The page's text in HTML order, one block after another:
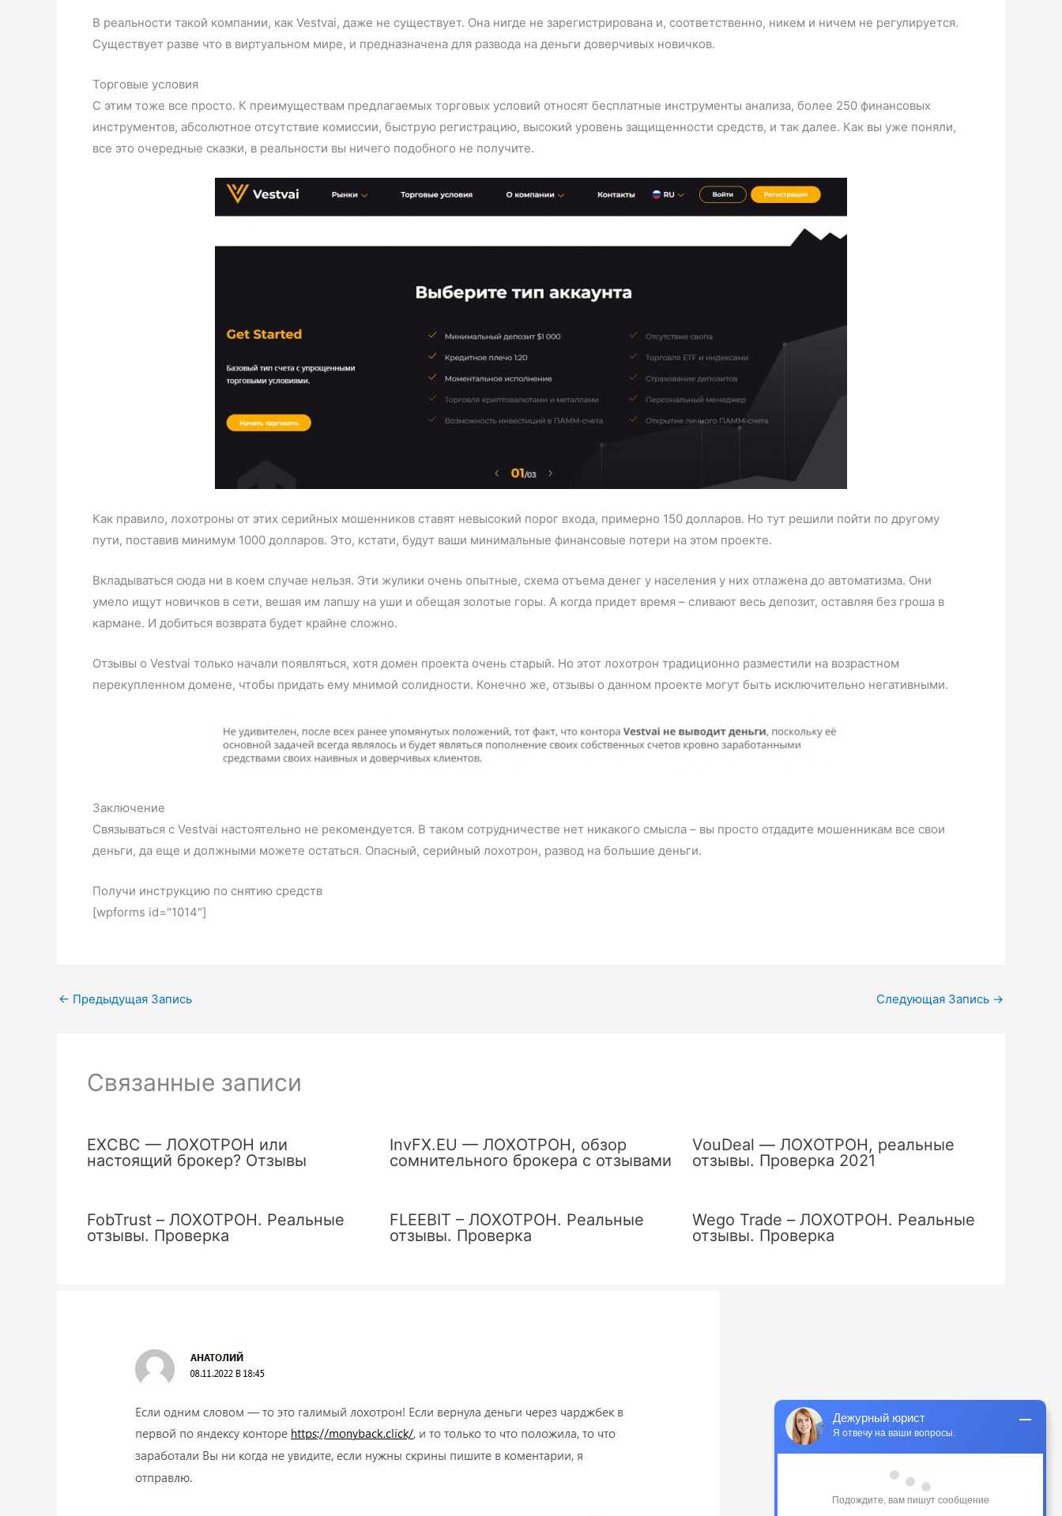
В реальности такой компании, как Vestvai, даже не существует. Она нигде не зарегистрирована и, соответственно, никем и ничем не регулируется.
Существует разве что в виртуальном мире, и предназначена для развода на деньги доверчивых новичков.
Торговые условия
С этим тоже все просто. К преимуществам предлагаемых торговых условий относят бесплатные инструменты анализа, более 250 финансовых
инструментов, абсолютное отсутствие комиссии, быструю регистрацию, высокий уровень защищенности средств, и так далее. Как вы уже поняли,
все это очередные сказки, в реальности вы ничего подобного не получите.
Как правило, лохотроны от этих серийных мошенников ставят невысокий порог входа, примерно 150 долларов. Но тут решили пойти по другому
пути, поставив минимум 1000 долларов. Это, кстати, будут ваши минимальные финансовые потери на этом проекте.
Вкладываться сюда ни в коем случае нельзя. Эти жулики очень опытные, схема отъема денег у населения у них отлажена до автоматизма. Они
умело ищут новичков в сети, вешая им лапшу на уши и обещая золотые горы. А когда придет время – сливают весь депозит, оставляя без гроша в
кармане. И добиться возврата будет крайне сложно.
Отзывы о Vestvai только начали появляться, хотя домен проекта очень старый. Но этот лохотрон традиционно разместили на возрастном
перекупленном домене, чтобы придать ему мнимой солидности. Конечно же, отзывы о данном проекте могут быть исключительно негативными.
Заключение
Связываться с Vestvai настоятельно не рекомендуется. В таком сотрудничестве нет никакого смысла – вы просто отдадите мошенникам все свои
деньги, да еще и должными можете остаться. Опасный, серийный лохотрон, развод на большие деньги.
Получи инструкцию по снятию средств
[wpforms id="1014"]
← Предыдущая Запись Следующая Запись →
Связанные записи
EXCBC — ЛОХОТРОН или
настоящий брокер? Отзывы
InvFX.EU — ЛОХОТРОН, обзор
сомнительного брокера с отзывами
VouDeal — ЛОХОТРОН, реальные
отзывы. Проверка 2021
FobTrust – ЛОХОТРОН. Реальные
отзывы. Проверка
FLEEBIT – ЛОХОТРОН. Реальные
отзывы. Проверка
Wego Trade – ЛОХОТРОН. Реальные
отзывы. Проверка
Дежурный юрист
Я отвечу на ваши вопросы.
Подождите, вам пишут сообщение